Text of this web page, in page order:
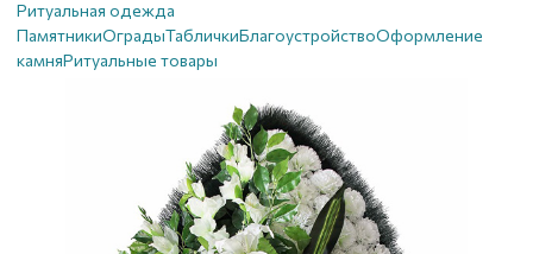
Ритуальная одежда
ПамятникиОградыТабличкиБлагоустройствoОформление
камняРитуальные товары